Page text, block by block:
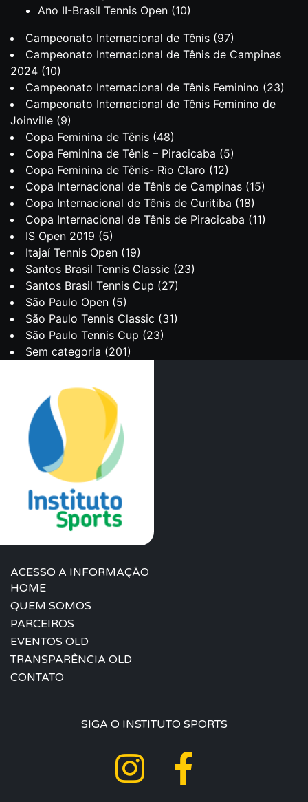
Ano II-Brasil Tennis Open (10)
Campeonato Internacional de Tênis (97)
Campeonato Internacional de Tênis de Campinas
2024 (10)
Campeonato Internacional de Tênis Feminino (23)
Campeonato Internacional de Tênis Feminino de
Joinville (9)
Copa Feminina de Tênis (48)
Copa Feminina de Tênis – Piracicaba (5)
Copa Feminina de Tênis- Rio Claro (12)
Copa Internacional de Tênis de Campinas (15)
Copa Internacional de Tênis de Curitiba (18)
Copa Internacional de Tênis de Piracicaba (11)
IS Open 2019 (5)
Itajaí Tennis Open (19)
Santos Brasil Tennis Classic (23)
Santos Brasil Tennis Cup (27)
São Paulo Open (5)
São Paulo Tennis Classic (31)
São Paulo Tennis Cup (23)
Sem categoria (201)
ACESSO A INFORMAÇÃO
HOME
QUEM SOMOS
PARCEIROS
EVENTOS OLD
TRANSPARÊNCIA OLD
CONTATO
SIGA O INSTITUTO SPORTS